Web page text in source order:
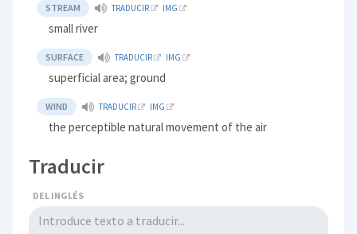
STREAM TRADUCIR IMG
small river
SURFACE TRADUCIR IMG
superficial area; ground
WIND TRADUCIR IMG
the perceptible natural movement of the air
Traducir
DEL INGLÉS